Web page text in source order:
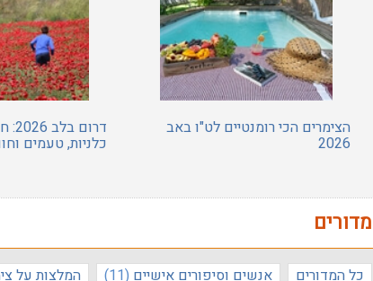
הצימרים הכי רומנטיים לט"ו באב
2026 כלניות, טעמים
מדורים
כל המדורים אנשים וסיפורים אישיים (11) המלצות על